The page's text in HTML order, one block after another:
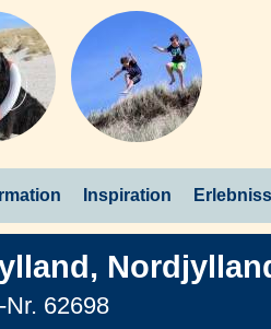
Inspiration
,
Nr. 62698